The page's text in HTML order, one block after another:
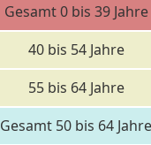
Gesamt 0 bis 39 Jahre
40 bis 54 Jahre
55 bis 64 Jahre
Gesamt 50 bis 64 Jahre